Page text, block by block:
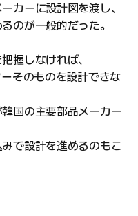
カーに設計図を渡し、
のが一般的だった。
握しなければ、
そのものを設計できな
国の主要部品メーカー
で設計を進めるのもこ